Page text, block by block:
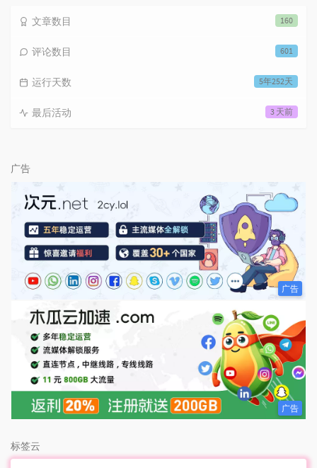
160
文章数目
601
评论数目
5年252天
运行天数
3 天前
最后活动
广告
广告
广告
标签云